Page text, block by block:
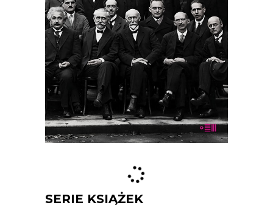
E-BOOK DO KOSZYKA
59.90zł 38.94 zł
KSIĄŻKA DO KOSZYKA
SERIE KSIĄŻEK